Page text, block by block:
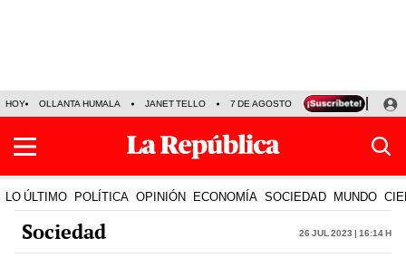
HOY OLLANTA HUMALA JANET TELLO 7 DE AGOSTO TINKA RESULTADOS
LO ÚLTIMO POLÍTICA OPINIÓN ECONOMÍA SOCIEDAD MUNDO
Sociedad 26 Jul 2023 | 16:14 h